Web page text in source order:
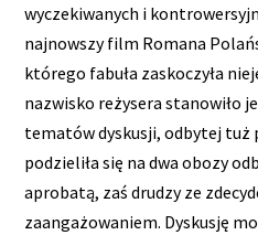
wyczekiwanych i
najnowszy film Romana
którego fabuła zaskoczyła
nazwisko reżysera stanowiło
tematów dyskusji, odbytej tuż
podzieliła się na dwa obozy
aprobatą, zaś drudzy ze
zaangażowaniem. Dyskusję